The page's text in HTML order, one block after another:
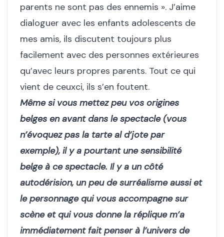
parents ne sont pas des ennemis ». J’aime
dialoguer avec les enfants adolescents de
mes amis, ils discutent toujours plus
facilement avec des personnes extérieures
qu’avec leurs propres parents. Tout ce qui
vient de ceuxci, ils s’en foutent.
Même si vous mettez peu vos origines
belges en avant dans le spectacle (vous
n’évoquez pas la tarte al d’jote par
exemple), il y a pourtant une sensibilité
belge à ce spectacle. Il y a un côté
autodérision, un peu de surréalisme aussi et
le personnage qui vous accompagne sur
scène et qui vous donne la réplique m’a
immédiatement fait penser à l’univers de